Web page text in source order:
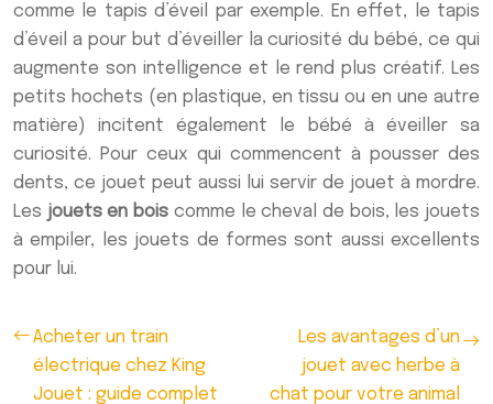
comme le tapis d’éveil par exemple. En effet, le tapis
d’éveil a pour but d’éveiller la curiosité du bébé, ce qui
augmente son intelligence et le rend plus créatif. Les
petits hochets (en plastique, en tissu ou en une autre
matière) incitent également le bébé à éveiller sa
curiosité. Pour ceux qui commencent à pousser des
dents, ce jouet peut aussi lui servir de jouet à mordre.
Les jouets en bois comme le cheval de bois, les jouets
à empiler, les jouets de formes sont aussi excellents
pour lui.
Acheter un train
électrique chez King
Jouet : guide complet
Les avantages d’un
jouet avec herbe à
chat pour votre animal